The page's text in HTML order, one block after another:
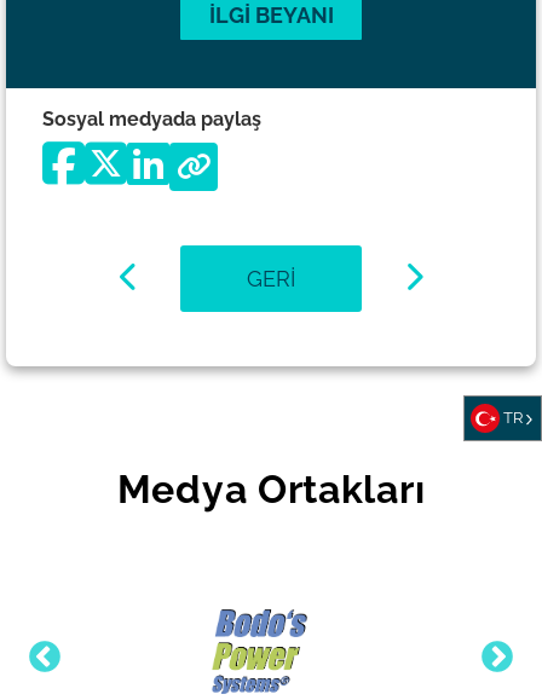
İLGI BEYANI
Sosyal medyada paylaş
GERI
Medya Ortakları
TR